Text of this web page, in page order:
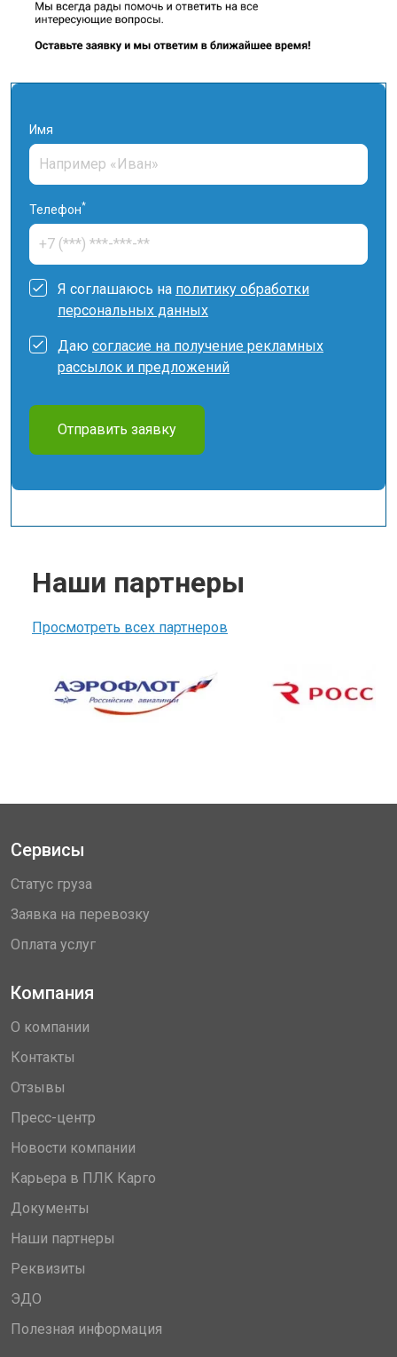
Имя
Телефон*
Я соглашаюсь на политику обработки
персональных данных
Даю согласие на получение рекламных
рассылок и предложений
Отправить заявку
Наши партнеры
Просмотреть всех партнеров
Сервисы
Статус груза
Заявка на перевозку
Оплата услуг
Компания
О компании
Контакты
Отзывы
Пресс-центр
Новости компании
Карьера в ПЛК Карго
Документы
Наши партнеры
Реквизиты
ЭДО
Полезная информация